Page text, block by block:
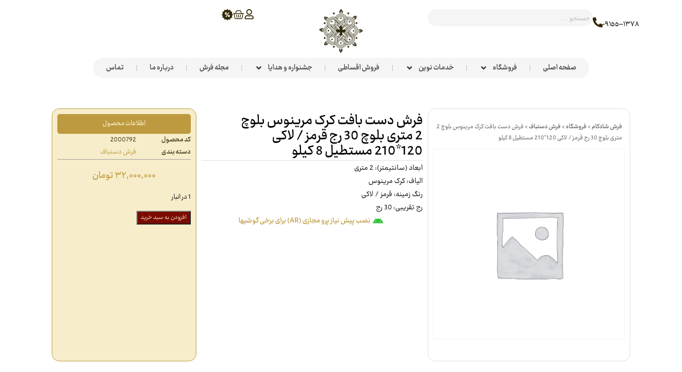
٠٩١٥٥٠٠١٣٧٨
صفحه اصلی فروشگاه خدمات نوین فروش اقساطی جشنواره و هدایا مجله فرش درباره ما تماس
فرش شادکام>فروشگاه>فرش دستباف>
فرش دست بافت کرک مرینوس بلوچ 2
متری بلوچ 30 رج قرمز / لاکی 120*210 مستطیل 8 کیلو
فرش دست بافت کرک مرینوس بلوچ
2 متری بلوچ 30 رج قرمز / لاکی
120*210 مستطیل 8 کیلو
ابعاد (سانتیمتر): 2 متری
الیاف: کرک مرینوس
رنگ زمینه: قرمز / لاکی
رج تقریبی: 30 رج
نصب پیش نیاز پرو مجازی (AR) برای برخی گوشیها
اطلاعات محصول
کد محصول
2000792
دسته بندی
فرش دستباف
۳۲,۰۰۰,۰۰۰تومان
1 در انبار
افزودن به سبد خرید